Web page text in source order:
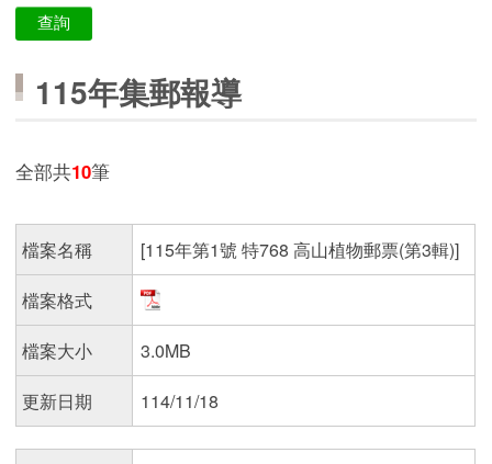
115年集郵報導
全部共10筆
檔案名稱
[115年第1號 特768 高山植物郵票(第3輯)]
檔案格式
檔案大小
3.0MB
更新日期
114/11/18